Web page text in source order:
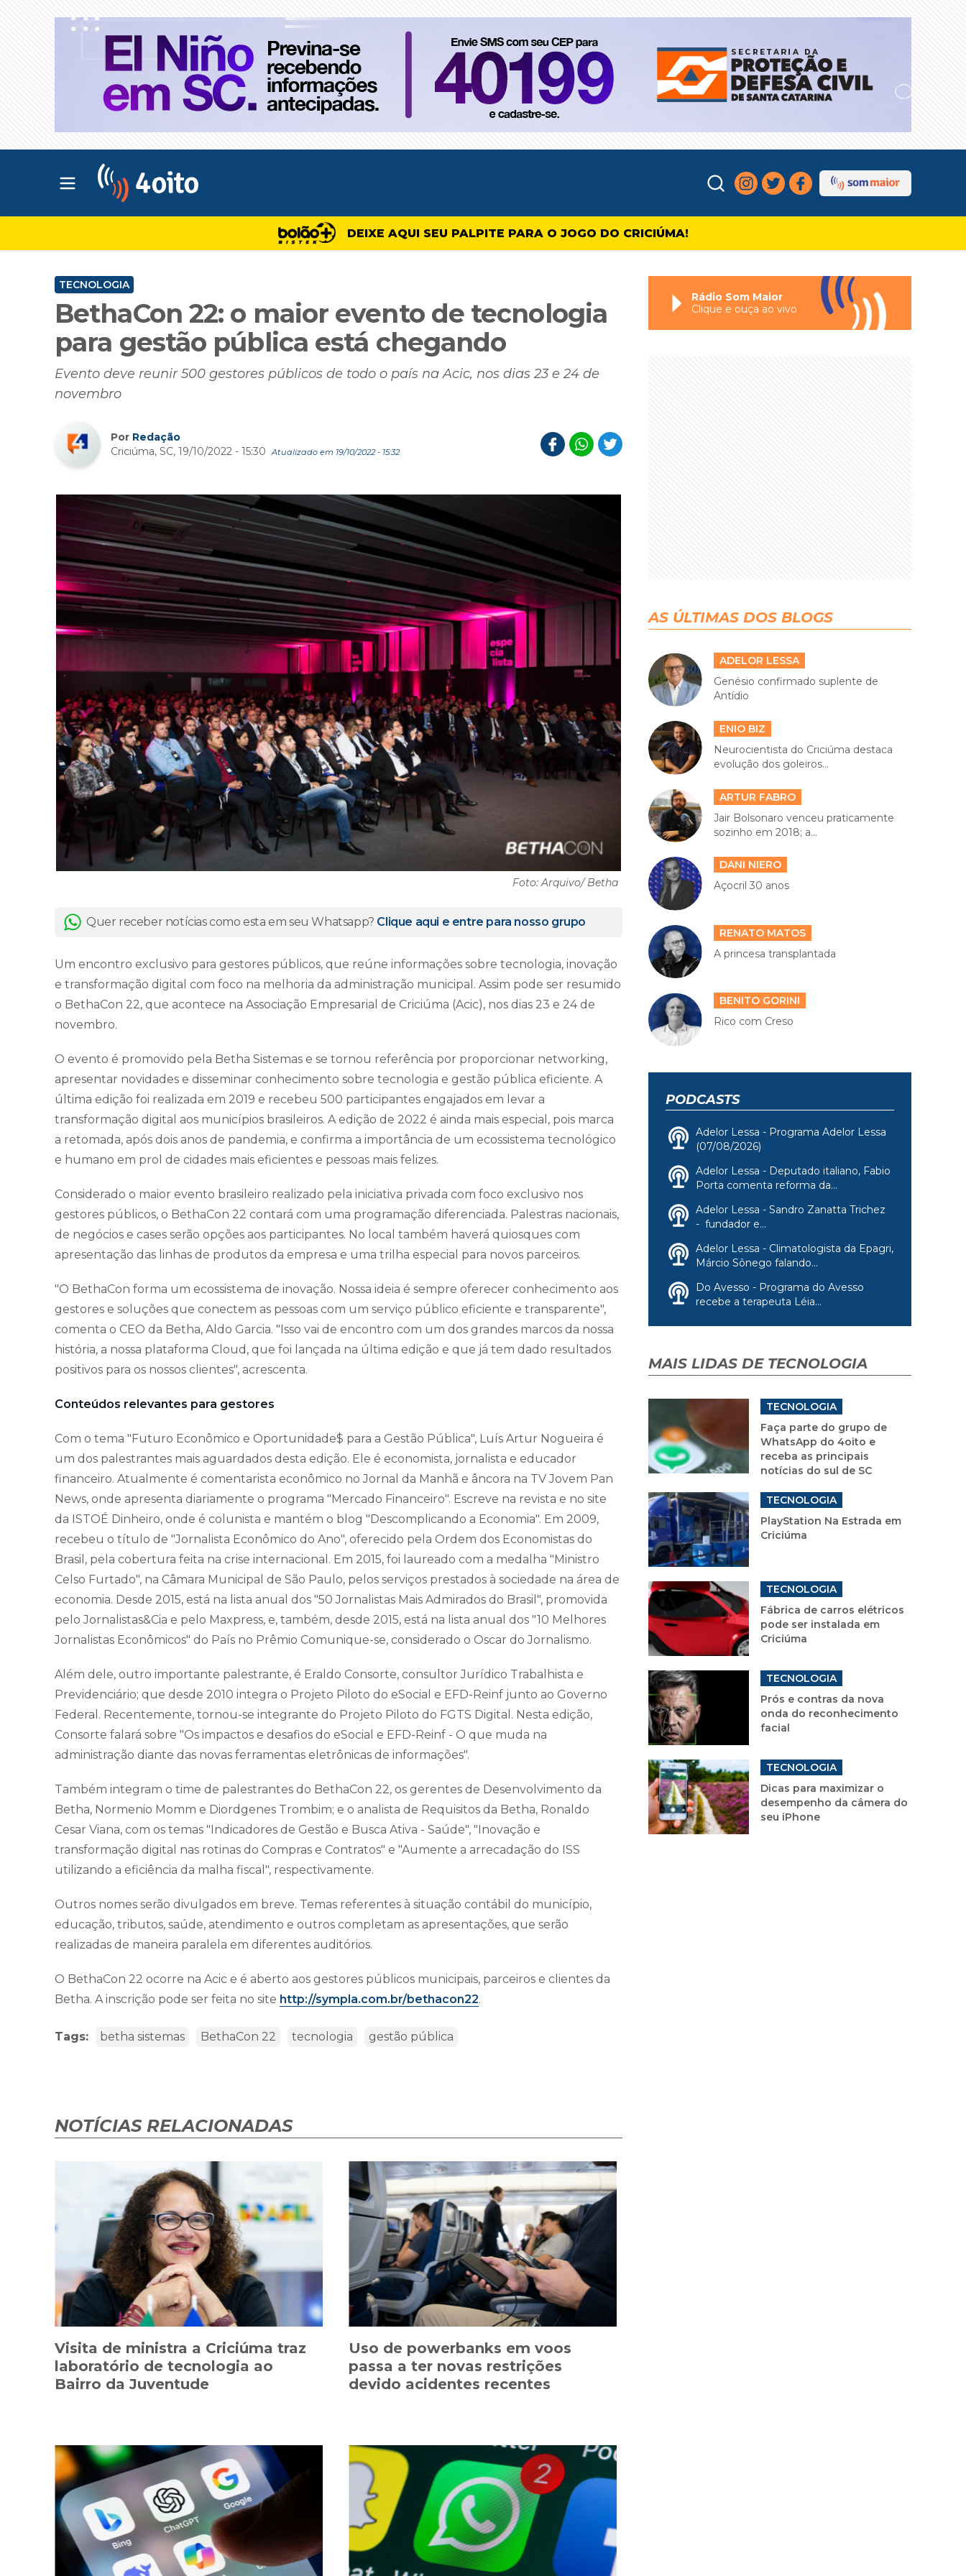
Abrir menu principal
DEIXE AQUI SEU PALPITE PARA O JOGO DO CRICIÚMA!
TECNOLOGIA
BethaCon 22: o maior evento de tecnologia
para gestão pública está chegando
Evento deve reunir 500 gestores públicos de todo o país na Acic, nos dias 23 e 24 de
novembro
Por Redação
Criciúma, SC, 19/10/2022 - 15:30
Atualizado em 19/10/2022 - 15:32
Foto: Arquivo/ Betha
Quer receber notícias como esta em seu Whatsapp? Clique aqui e entre para nosso grupo
Um encontro exclusivo para gestores públicos, que reúne informações sobre tecnologia, inovação
e transformação digital com foco na melhoria da administração municipal. Assim pode ser resumido
o BethaCon 22, que acontece na Associação Empresarial de Criciúma (Acic), nos dias 23 e 24 de
novembro.
O evento é promovido pela Betha Sistemas e se tornou referência por proporcionar networking,
apresentar novidades e disseminar conhecimento sobre tecnologia e gestão pública eficiente. A
última edição foi realizada em 2019 e recebeu 500 participantes engajados em levar a
transformação digital aos municípios brasileiros. A edição de 2022 é ainda mais especial, pois marca
a retomada, após dois anos de pandemia, e confirma a importância de um ecossistema tecnológico
e humano em prol de cidades mais eficientes e pessoas mais felizes.
Considerado o maior evento brasileiro realizado pela iniciativa privada com foco exclusivo nos
gestores públicos, o BethaCon 22 contará com uma programação diferenciada. Palestras nacionais,
de negócios e cases serão opções aos participantes. No local também haverá quiosques com
apresentação das linhas de produtos da empresa e uma trilha especial para novos parceiros.
"O BethaCon forma um ecossistema de inovação. Nossa ideia é sempre oferecer conhecimento aos
gestores e soluções que conectem as pessoas com um serviço público eficiente e transparente",
comenta o CEO da Betha, Aldo Garcia. "Isso vai de encontro com um dos grandes marcos da nossa
história, a nossa plataforma Cloud, que foi lançada na última edição e que já tem dado resultados
positivos para os nossos clientes", acrescenta.
Conteúdos relevantes para gestores
Com o tema "Futuro Econômico e Oportunidade$ para a Gestão Pública", Luís Artur Nogueira é
um dos palestrantes mais aguardados desta edição. Ele é economista, jornalista e educador
financeiro. Atualmente é comentarista econômico no Jornal da Manhã e âncora na TV Jovem Pan
News, onde apresenta diariamente o programa "Mercado Financeiro". Escreve na revista e no site
da ISTOÉ Dinheiro, onde é colunista e mantém o blog "Descomplicando a Economia". Em 2009,
recebeu o título de "Jornalista Econômico do Ano", oferecido pela Ordem dos Economistas do
Brasil, pela cobertura feita na crise internacional. Em 2015, foi laureado com a medalha "Ministro
Celso Furtado", na Câmara Municipal de São Paulo, pelos serviços prestados à sociedade na área de
economia. Desde 2015, está na lista anual dos "50 Jornalistas Mais Admirados do Brasil", promovida
pelo Jornalistas&Cia e pelo Maxpress, e, também, desde 2015, está na lista anual dos "10 Melhores
Jornalistas Econômicos" do País no Prêmio Comunique-se, considerado o Oscar do Jornalismo.
Além dele, outro importante palestrante, é Eraldo Consorte, consultor Jurídico Trabalhista e
Previdenciário; que desde 2010 integra o Projeto Piloto do eSocial e EFD-Reinf junto ao Governo
Federal. Recentemente, tornou-se integrante do Projeto Piloto do FGTS Digital. Nesta edição,
Consorte falará sobre "Os impactos e desafios do eSocial e EFD-Reinf - O que muda na
administração diante das novas ferramentas eletrônicas de informações".
Também integram o time de palestrantes do BethaCon 22, os gerentes de Desenvolvimento da
Betha, Normenio Momm e Diordgenes Trombim; e o analista de Requisitos da Betha, Ronaldo
Cesar Viana, com os temas "Indicadores de Gestão e Busca Ativa - Saúde", "Inovação e
transformação digital nas rotinas do Compras e Contratos" e "Aumente a arrecadação do ISS
utilizando a eficiência da malha fiscal", respectivamente.
Outros nomes serão divulgados em breve. Temas referentes à situação contábil do município,
educação, tributos, saúde, atendimento e outros completam as apresentações, que serão
realizadas de maneira paralela em diferentes auditórios.
O BethaCon 22 ocorre na Acic e é aberto aos gestores públicos municipais, parceiros e clientes da
Betha. A inscrição pode ser feita no site http://sympla.com.br/bethacon22.
Tags: betha sistemas BethaCon 22 tecnologia gestão pública
NOTÍCIAS RELACIONADAS
Visita de ministra a Criciúma traz
laboratório de tecnologia ao
Bairro da Juventude
Uso de powerbanks em voos
passa a ter novas restrições
devido acidentes recentes
Rádio Som Maior
Clique e ouça ao vivo
AS ÚLTIMAS DOS BLOGS
ADELOR LESSA
Genésio confirmado suplente de
Antídio
ENIO BIZ
Neurocientista do Criciúma destaca
evolução dos goleiros...
ARTUR FABRO
Jair Bolsonaro venceu praticamente
sozinho em 2018; a...
DANI NIERO
Açocril 30 anos
RENATO MATOS
A princesa transplantada
BENITO GORINI
Rico com Creso
PODCASTS
Adelor Lessa - Programa Adelor Lessa
(07/08/2026)
Adelor Lessa - Deputado italiano, Fabio
Porta comenta reforma da...
Adelor Lessa - Sandro Zanatta Trichez
- fundador e...
Adelor Lessa - Climatologista da Epagri,
Márcio Sônego falando...
Do Avesso - Programa do Avesso
recebe a terapeuta Léia...
MAIS LIDAS DE TECNOLOGIA
TECNOLOGIA
Faça parte do grupo de
WhatsApp do 4oito e
receba as principais
notícias do sul de SC
TECNOLOGIA
PlayStation Na Estrada em
Criciúma
TECNOLOGIA
Fábrica de carros elétricos
pode ser instalada em
Criciúma
TECNOLOGIA
Prós e contras da nova
onda do reconhecimento
facial
TECNOLOGIA
Dicas para maximizar o
desempenho da câmera do
seu iPhone